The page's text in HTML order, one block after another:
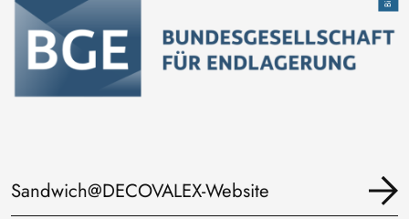
Sandwich@DECOVALEX-Website